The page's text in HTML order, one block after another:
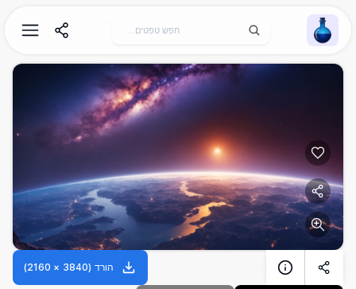
Wallpaper Alchemy
הורד (
3840
×
2160
)